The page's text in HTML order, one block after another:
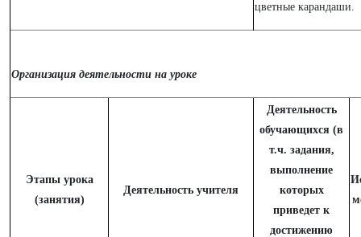
цветные карандаши.
Организация деятельности на уроке
Этапы урока
(занятия)
Деятельность учителя
Деятельность
обучающихся (в
т.ч. задания,
выполнение
которых
приведет к
достижению